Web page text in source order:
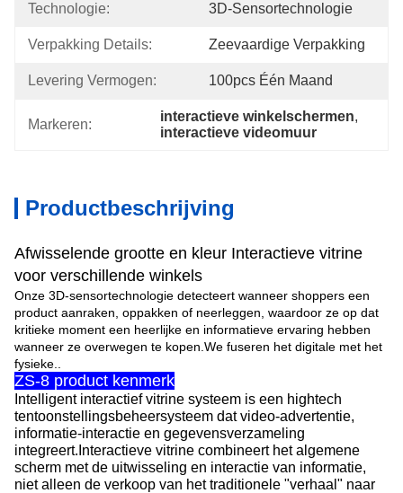
Technologie: 3D-Sensortechnologie
Verpakking Details: Zeevaardige Verpakking
Levering Vermogen: 100pcs Één Maand
Markeren:
interactieve winkelschermen,
interactieve videomuur
Productbeschrijving
Afwisselende grootte en kleur Interactieve vitrine
voor verschillende winkels
Onze 3D-sensortechnologie detecteert wanneer shoppers een
product aanraken, oppakken of neerleggen, waardoor ze op dat
kritieke moment een heerlijke en informatieve ervaring hebben
wanneer ze overwegen te kopen.We fuseren het digitale met het
fysieke..
ZS-8 product kenmerk
Intelligent interactief vitrine systeem is een hightech
tentoonstellingsbeheersysteem dat video-advertentie,
informatie-interactie en gegevensverzameling
integreert.Interactieve vitrine combineert het algemene
scherm met de uitwisseling en interactie van informatie,
niet alleen de verkoop van het traditionele "verhaal" naar